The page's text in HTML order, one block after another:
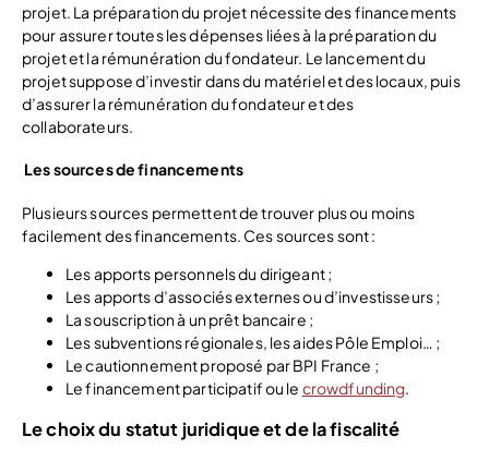
projet. La préparation du projet nécessite des financements
pour assurer toutes les dépenses liées à la préparation du
projet et la rémunération du fondateur. Le lancement du
projet suppose d’investir dans du matériel et des locaux, puis
d’assurer la rémunération du fondateur et des
collaborateurs.
Les sources de financements
Plusieurs sources permettent de trouver plus ou moins
facilement des financements. Ces sources sont :
Les apports personnels du dirigeant ;
Les apports d’associés externes ou d’investisseurs ;
La souscription à un prêt bancaire ;
Les subventions régionales, les aides Pôle Emploi… ;
Le cautionnement proposé par BPI France ;
Le financement participatif ou le crowdfunding.
Le choix du statut juridique et de la fiscalité